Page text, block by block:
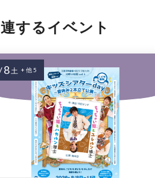
するイベント
8土 + 他 5